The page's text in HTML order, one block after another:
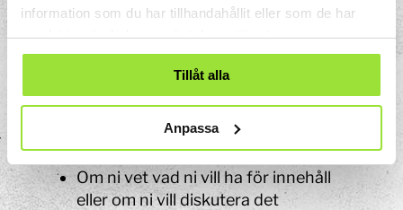
information som du har tillhandahållit eller som de har
samlat in när du har använt deras tjänster.
Tillåt alla
Anpassa
Vid bokningsförfrågan vill
vi gärna veta:
Om ni är intresserade av en hel eller
halv studiedag
Hur många ni är
Om ni vet vad ni vill ha för innehåll
eller om ni vill diskutera det